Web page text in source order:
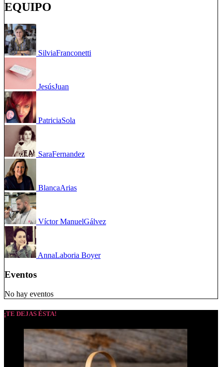
EQUIPO
SilviaFranconetti
JesúsJuan
PatriciaSola
SaraFernandez
BlancaArias
Víctor ManuelGálvez
AnnaLaboria Boyer
Eventos
No hay eventos
¡TE DEJAS ÉSTA!